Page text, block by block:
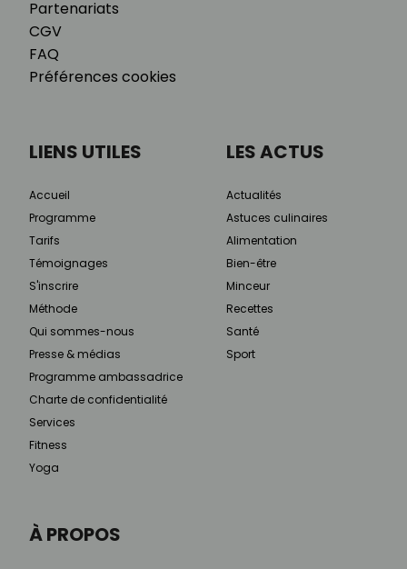
Partenariats
CGV
FAQ
Préférences cookies
À PROPOS
LIENS UTILES
Accueil
Programme
Tarifs
Témoignages
S'inscrire
Méthode
Qui sommes-nous
Presse & médias
Programme ambassadrice
Charte de confidentialité
Services
Fitness
Yoga
LES ACTUS
Actualités
Astuces culinaires
Alimentation
Bien-être
Minceur
Recettes
Santé
Sport